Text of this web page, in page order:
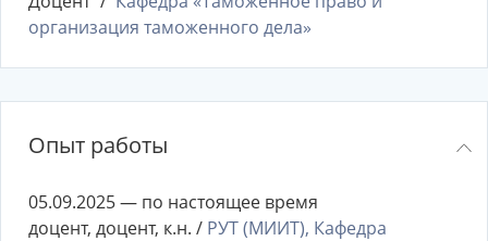
организация таможенного дела»
Опыт работы
05.09.2025 — по настоящее время
доцент, доцент, к.н. / РУТ (МИИТ), Кафедра